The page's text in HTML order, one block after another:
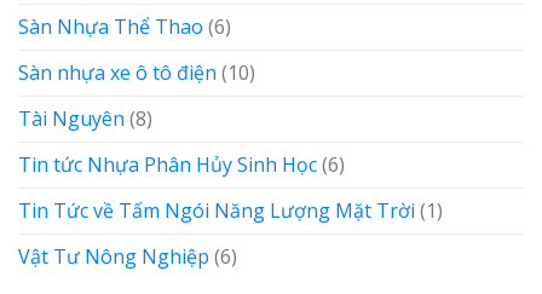
Sàn Nhựa Thể Thao (6)
Sàn nhựa xe ô tô điện (10)
Tài Nguyên (8)
Tin tức Nhựa Phân Hủy Sinh Học(6)
Tin Tức về Tấm Ngói Năng Lượng Mặt Trời (1)
Vật Tư Nông Nghiệp (6)